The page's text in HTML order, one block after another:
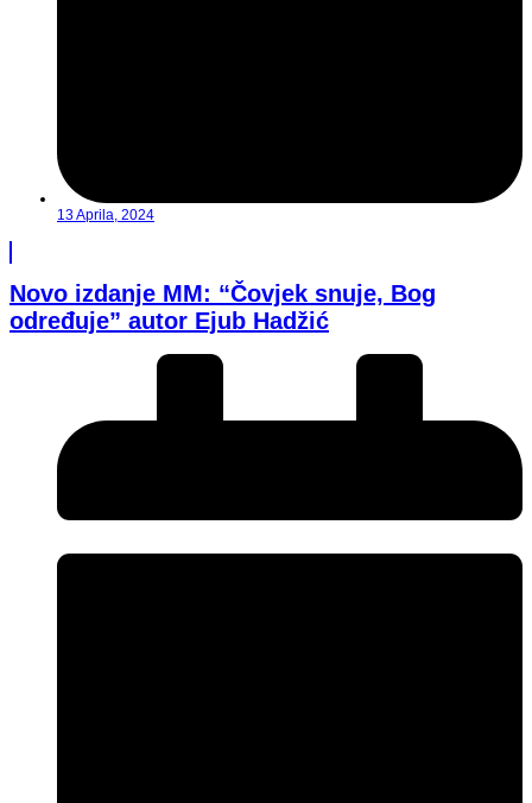
13 Aprila, 2024
Novo izdanje MM: “Čovjek snuje, Bog
određuje” autor Ejub Hadžić